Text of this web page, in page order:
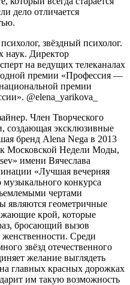
дело отличается
звёздный психолог.
наук. Директор
на ведущих телеканалах
премии «Профессия —
премии
@elena_yarikova_
Член Творческого
создающая эксклюзивные
бренд Alena Nega в 2013
Московской Недели Моды,
имени Вячеслава
«Лучшая вечерняя
конкурса
чертами
являются геометричные
крой, которые
бросающий вызов
Среди
звёзд отечественного
желание выглядеть
главных красных дорожках
им такую возможность